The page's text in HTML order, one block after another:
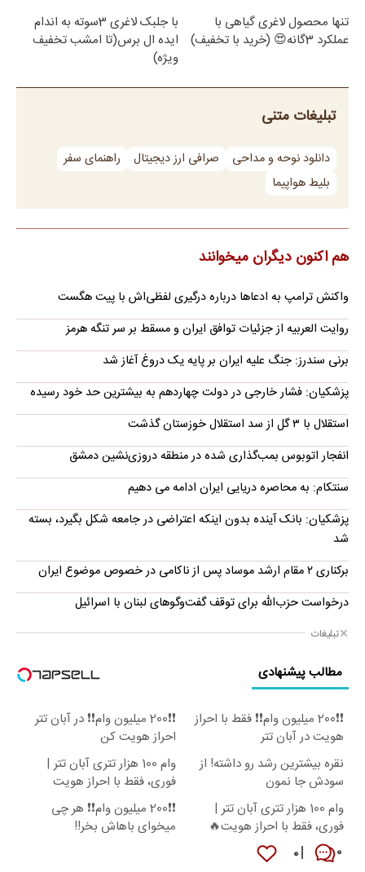
۰ ۰
تنها محصول لاغری گیاهی با
عملکرد 3گانه😍 (خرید با تخفیف)
با جلبک لاغری 3سوته به اندام
ایده ال برس(تا امشب تخفیف
ویژه)
تبلیغات متنی
دانلود نوحه و مداحی صرافی ارز دیجیتال
راهنمای سفر
بلیط هواپیما
هم اکنون دیگران میخوانند
واکنش ترامپ به ادعاها درباره درگیری لفظی‌اش با پیت هگست
روایت العربیه از جزئیات توافق ایران و مسقط بر سر تنگه هرمز
برنی سندرز: جنگ علیه ایران بر پایه یک دروغ آغاز شد
پزشکیان: فشار خارجی در دولت چهاردهم به بیشترین حد خود رسیده
استقلال با ۳ گل از سد استقلال خوزستان گذشت
انفجار اتوبوس بمب‌گذاری شده در منطقه دروزی‌نشین دمشق
سنتکام: به محاصره دریایی ایران ادامه می دهیم
پزشکیان: بانک آینده بدون اینکه اعتراضی در جامعه شکل بگیرد، بسته
شد
برکناری ۲ مقام ارشد موساد پس از ناکامی در خصوص موضوع ایران
درخواست حزب‌الله برای توقف گفت‌وگوهای لبنان با اسرائیل
تبلیغات
مطالب پیشنهادی
❗❗200 میلیون وام❗❗ فقط با احراز
هویت در آبان تتر
❗❗200 میلیون وام❗❗ در آبان تتر
احراز هویت کن
نقره بیشترین رشد رو داشته! از
سودش جا نمون
وام 100 هزار تتری آبان تتر |
فوری، فقط با احراز هویت
وام 100 هزار تتری آبان تتر |
فوری، فقط با احراز هویت🔥
❗❗200 میلیون وام❗❗ هر چی
میخوای باهاش بخر!!